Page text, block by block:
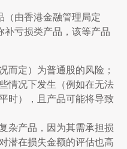
（由香港金融管理局定
补亏损类产品，该等产品
而定）为普通股的风险；
情况下发生（例如在无法
时），且产品可能将导致
杂产品，因为其需承担损
潜在损失金额的评估也高